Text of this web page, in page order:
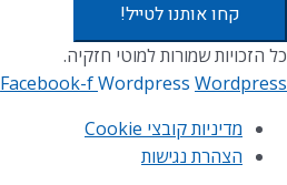
קחו אותנו לטייל!
כל הזכויות שמורות למוטי חזקיה.
Facebook-fWordpress Wordpress
מדיניות קובצי Cookie​
הצהרת נגישות